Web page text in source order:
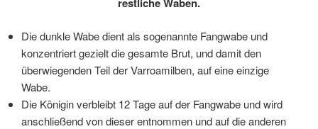
restliche Waben.
Die dunkle Wabe dient als sogenannte Fangwabe und
konzentriert gezielt die gesamte Brut, und damit den
überwiegenden Teil der Varroamilben, auf eine einzige
Wabe.
Die Königin verbleibt 12 Tage auf der Fangwabe und wird
anschließend von dieser entnommen und auf die anderen